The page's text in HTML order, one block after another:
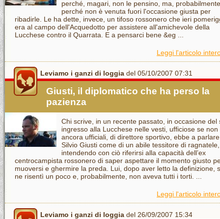
perché, magari, non le pensino, ma,
perché non è venuta fuori l'occasione giusta per
ribadirle. Le ha dette, invece, un tifoso rossonero che ieri
era al campo dell'Acquedotto per assistere all'amichevole della
Lucchese contro il Quarrata. E a pensarci bene &eg ...
Leggi l'articolo
Leviamo i ganzi di loggia del 05/10/2007 07:31
Giusti, il diplomatico che ha perso la
pazienza
Chi scrive, in un recente passato, in occasione del
ingresso alla Lucchese nelle vesti, ufficiose se non
ancora ufficiali, di direttore sportivo, ebbe a
Silvio Giusti come di un abile tessitore di ragnatele,
intendendo con ciò riferirsi alla capacità dell’ex
centrocampista rossonero di saper aspettare il momento giusto
muoversi e ghermire la preda. Lui, dopo aver letto la definizione,
ne risentì un poco e, probabilmente, non aveva tutti i torti. ...
Leggi l'articolo
Leviamo i ganzi di loggia del 26/09/2007 15:34